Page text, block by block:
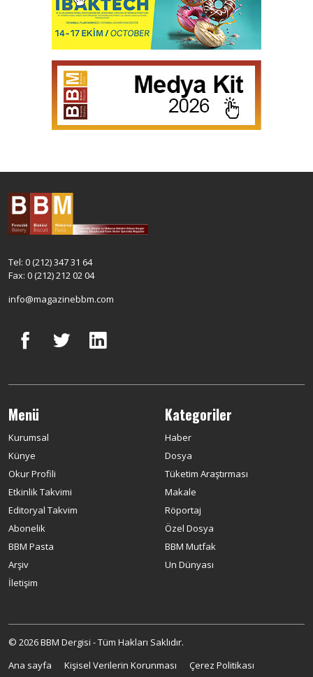
Tel: 0 (212) 347 31 64
Fax: 0 (212) 212 02 04
info@magazinebbm.com
Menü
Kurumsal
Künye
Okur Profili
Etkinlik Takvimi
Editoryal Takvim
Abonelik
BBM Pasta
Arşiv
İletişim
Kategoriler
Haber
Dosya
Tüketim Araştırması
Makale
Röportaj
Özel Dosya
BBM Mutfak
Un Dünyası
© 2026 BBM Dergisi - Tüm Hakları Saklıdır.
Ana sayfa
Kişisel Verilerin Korunması Çerez Politikası